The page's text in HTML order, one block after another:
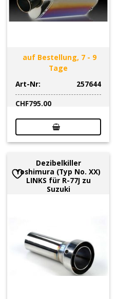
auf Bestellung, 7 - 9
Tage
Art-Nr:
257644
CHF795.00
Dezibelkiller
Yoshimura (Typ No. XX)
LINKS für R-77J zu
Suzuki